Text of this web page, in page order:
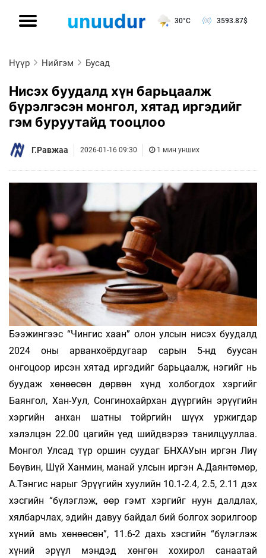
30°C 3593.87$
Нүүр Нийгэм Бусад
Нисэх буудалд хүн барьцаалж
бүрэлгэсэн монгол, хятад иргэдийг
гэм буруутайд тооцлоо
Г.Равжаа 2026-01-16 09:30 1 мин унших
Бээжингээс “Чингис хаан” олон улсын нисэх буудалд
2024 оны арванхоёрдугаар сарын 5-нд буусан
онгоцоор ирсэн хятад иргэдийг барьцаалж, нэгийг нь
буудаж хөнөөсөн дөрвөн хүнд холбогдох хэргийг
Баянгол, Хан-Уул, Сонгинохайрхан дүүргийн эрүүгийн
хэргийн анхан шатны тойргийн шүүх уржигдар
хэлэлцэн 22.00 цагийн үед шийдвэрээ танилцууллаа.
Монгол Улсад түр оршин суудаг БНХАУын иргэн Лиү
Бөүвин, Шүй Ханмин, манай улсын иргэн А.Даянтөмөр,
А.Тэнгис нарыг Эрүүгийн хуулийн 10.1-2.4, 2.5, 2.11 дэх
хэсгийн “бүлэглэж, өөр гэмт хэргийг нуун далдлах,
хялбарчлах, эдийн давуу байдал бий болгох зорилгоор
хүний амь хөнөөсөн”, 11.6-2 дахь хэсгийн “бүлэглэж
хүний эрүүл мэндэд хөнгөн хохирол санаатай